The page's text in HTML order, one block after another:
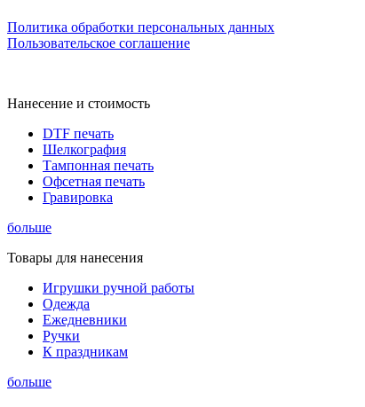
Политика обработки персональных данных
Пользовательское соглашение
Нанесение и стоимость
DTF печать
Шелкография
Тампонная печать
Офсетная печать
Гравировка
больше
Товары для нанесения
Игрушки ручной работы
Одежда
Ежедневники
Ручки
К праздникам
больше